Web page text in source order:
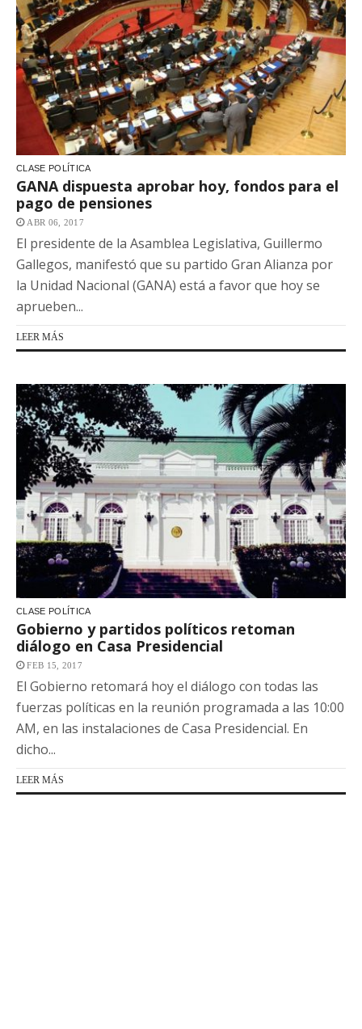
CLASE POLÍTICA
GANA dispuesta aprobar hoy, fondos para el
pago de pensiones
ABR 06, 2017
El presidente de la Asamblea Legislativa, Guillermo
Gallegos, manifestó que su partido Gran Alianza por
la Unidad Nacional (GANA) está a favor que hoy se
aprueben...
LEER MÁS
CLASE POLÍTICA
Gobierno y partidos políticos retoman
diálogo en Casa Presidencial
FEB 15, 2017
El Gobierno retomará hoy el diálogo con todas las
fuerzas políticas en la reunión programada a las 10:00
AM, en las instalaciones de Casa Presidencial. En
dicho...
LEER MÁS